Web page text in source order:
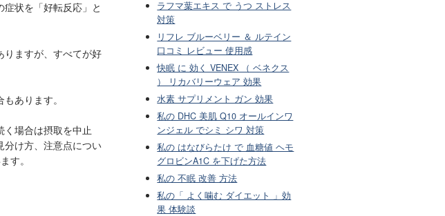
状を「好転反応」と
りますが、すべてが好
あります。
く場合は摂取を中止
分け方、注意点につい
す。
ラフマ葉エキス で うつ ストレス
対策
リフレ ブルーベリー ＆ ルテイン
口コミ レビュー 使用感
快眠 に 効く VENEX （ ベネクス
） リカバリーウェア 効果
水素 サプリメント ガン 効果
私の DHC 美肌 Q10 オールインワ
ンジェル でシミ シワ 対策
私の はなびらたけ で 血糖値 ヘモ
グロビンA1C を下げた方法
私の 不眠 改善 方法
私の「 よく噛む ダイエット 」効
果 体験談